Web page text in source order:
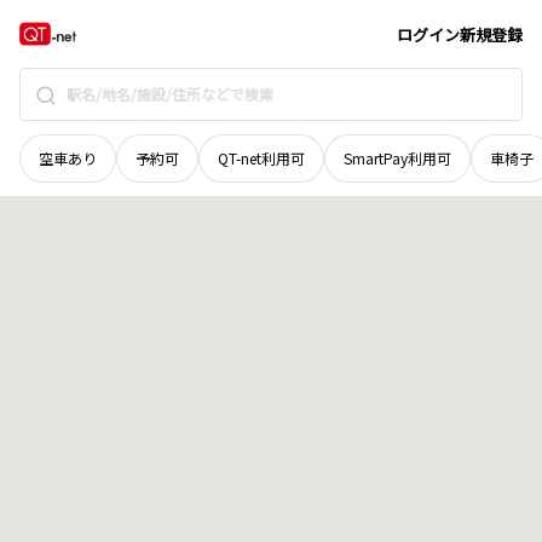
ログイン新規登録
空車あり 予約可 QT-net利用可 SmartPay利用可 車椅子
北海道 地域選択で探す